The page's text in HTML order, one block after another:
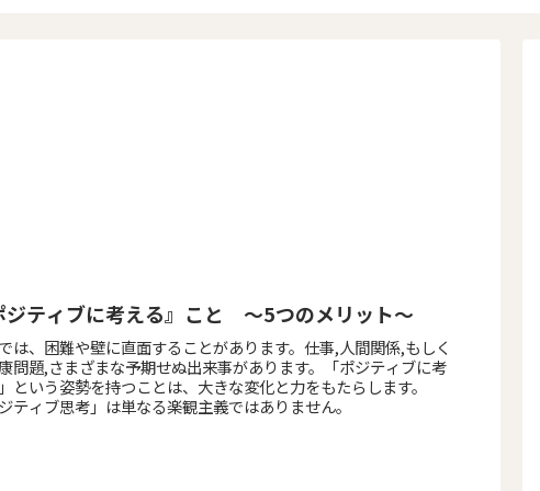
ジティブに考える』こと ～5つのメリット～
は、困難や壁に直面することがあります。仕事,人間関係,もしく
問題,さまざまな予期せぬ出来事があります。「ポジティブに考
という姿勢を持つことは、大きな変化と力をもたらします。
ティブ思考」は単なる楽観主義ではありません。